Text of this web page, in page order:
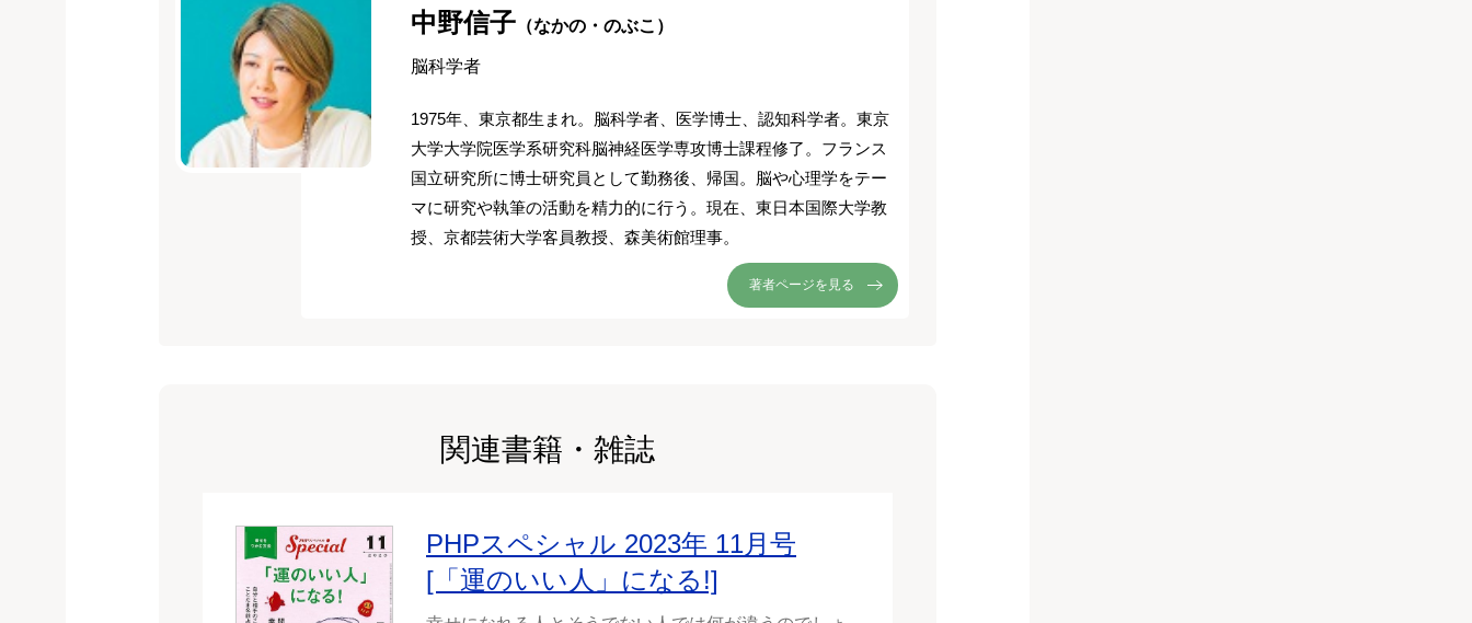
中野信子 （なかの・のぶこ）
脳科学者
1975年、東京都生まれ。脳科学者、医学博士、認知科学者。東京
大学大学院医学系研究科脳神経医学専攻博士課程修了。フランス
国立研究所に博士研究員として勤務後、帰国。脳や心理学をテー
マに研究や執筆の活動を精力的に行う。現在、東日本国際大学教
授、京都芸術大学客員教授、森美術館理事。
著者ページを見る
関連書籍・雑誌
PHPスペシャル 2023年 11月号
[「運のいい人」になる!]